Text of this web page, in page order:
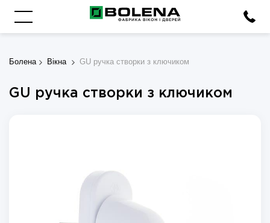
Болена Вікна GU ручка створки з ключиком
GU ручка створки з ключиком